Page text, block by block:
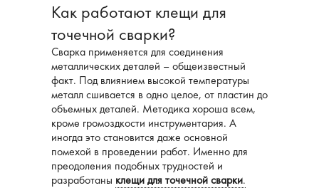
Как работают клещи для
точечной сварки?
Сварка применяется для соединения
металлических деталей – общеизвестный
факт. Под влиянием высокой температуры
металл сшивается в одно целое, от пластин до
объемных деталей. Методика хороша всем,
кроме громоздкости инструментария. А
иногда это становится даже основной
помехой в проведении работ. Именно для
преодоления подобных трудностей и
разработаны клещи для точечной сварки.